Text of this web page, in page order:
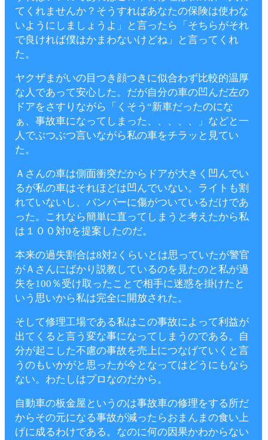
てくれませんか？そうすればあなたの保険は使わな
いようにしましょうよ」と言ったら「そちらがそれ
で良ければ僕はかまわないけどね」と言ってくれ
た。
ヤクザまがいの目つき顔つきに似合わず比較的温厚
な人であって安心した。だが自分の車の凹んだ左の
ドアをさすりながら「くそう“新車だったのにな
ぁ、事故車になってしまった、、、、、」などと一
人でぶつぶつ言いながら私の車をチラッと見てい
た。
Ａさんの車は側面衝突だからドアが大きく凹んでい
るが私の車はそれほどは凹んでいない。ライトも割
れていないし、バンパーに傷がついているだけであ
った。これなら簡単に直ってしまうと考えたから私
は１００対0を提案したのだ。
本来の過失割合は8対2くらいとは思っていたが警官
がＡさんにばかり説教しているのを見たのと私が過
失を100％受け取ったことで相手に迷惑を掛けたと
いう思いから私は完全に開放された。
そして修理工場である私はこの事故によって利益が
出てくると言う変な事になってしまうのである。自
分が起こした不慮の事故を売上につなげていくと言
うのもいかがと思ったが今となってはどうにもなら
ない。わたしはプロなのだから。
自動車の板金屋というのは事故車の修理をする所だ
からその元になる事故が減ったらおまんまの食い上
げに成るわけである。なのに何の因果かわからない